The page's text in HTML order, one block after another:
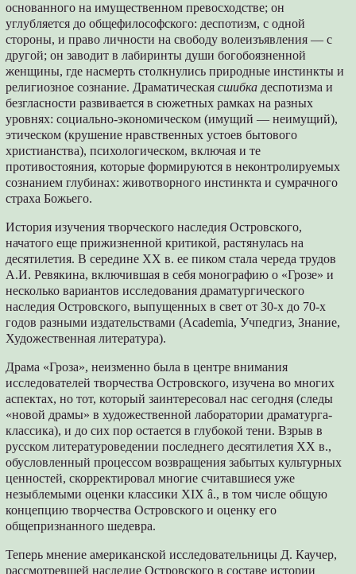
основанного на имущественном превосходстве; он
углубляется до общефилософского: деспотизм, с одной
стороны, и право личности на свободу волеизъявления — с
другой; он заводит в лабиринты души богобоязненной
женщины, где насмерть столкнулись природные инстинкты и
религиозное сознание. Драматическаясшибка деспотизма и
безгласности развивается в сюжетных рамках на разных
уровнях: социально-экономическом (имущий — неимущий),
этическом (крушение нравственных устоев бытового
христианства), психологическом, включая и те
противостояния, которые формируются в неконтролируемых
сознанием глубинах: животворного инстинкта и сумрачного
страха Божьего.
История изучения творческого наследия Островского,
начатого еще прижизненной критикой, растянулась на
десятилетия. В середине XX в. ее пиком стала череда трудов
А.И. Ревякина, включившая в себя монографию о «Грозе» и
несколько вариантов исследования драматургического
наследия Островского, выпущенных в свет от 30-х до 70-х
годов разными издательствами (Academia, Учпедгиз, Знание,
Художественная литература).
Драма «Гроза», неизменно была в центре внимания
исследователей творчества Островского, изучена во многих
аспектах, но тот, который заинтересовал нас сегодня (следы
«новой драмы» в художественной лаборатории драматурга-
классика), и до сих пор остается в глубокой тени. Взрыв в
русском литературоведении последнего десятилетия ХХ в.,
обусловленный процессом возвращения забытых культурных
ценностей, скорректировал многие считавшиеся уже
незыблемыми оценки классики XIX â., в том числе общую
концепцию творчества Островского и оценку его
общепризнанного шедевра.
Теперь мнение американской исследовательницы Д. Каучер,
рассмотревшей наследие Островского в составе истории